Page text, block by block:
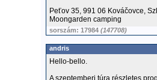
Peťov 35, 991 06 Kováčovce,
Moongarden camping
sorszám: 17984 (147708)
andris
Hello-bello.
A szeptemberi túra részletes